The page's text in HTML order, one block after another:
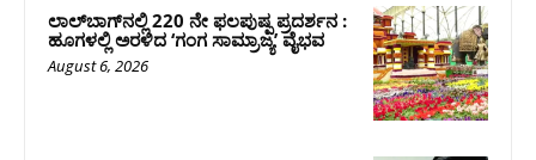
ಲಾಲ್‍ಬಾಗ್‍ನಲ್ಲಿ 220 ನೇ ಫಲಪುಷ್ಪ ಪ್ರದರ್ಶನ :
ಹೂಗಳಲ್ಲಿ ಅರಳಿದ ‘ಗಂಗ ಸಾಮ್ರಾಜ್ಯ’ ವೈಭವ
August 6, 2026